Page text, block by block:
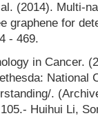
(2014). Multi-
graphene for
- 469.
in Cancer.
National
.
Huihui Li,